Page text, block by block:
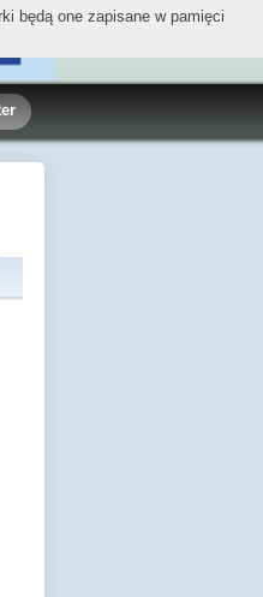
będą one zapisane w pamięci